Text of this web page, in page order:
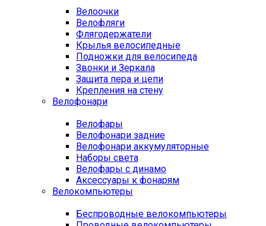
Велоочки
Велофляги
Флягодержатели
Крылья велосипедные
Подножки для велосипеда
Звонки и Зеркала
Защита пера и цепи
Крепления на стену
Велофонари
Велофары
Велофонари задние
Велофонари аккумуляторные
Наборы света
Велофары с динамо
Аксессуары к фонарям
Велокомпьютеры
Беспроводные велокомпьютеры